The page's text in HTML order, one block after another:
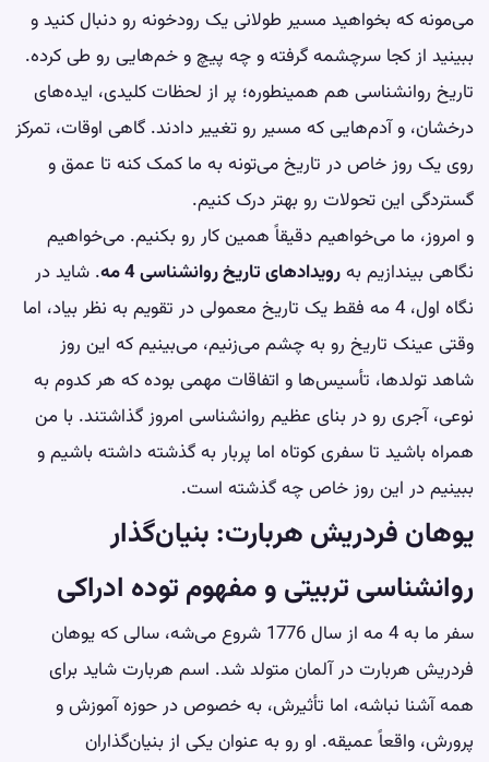
می‌مونه که بخواهید مسیر طولانی یک رودخونه رو دنبال کنید و
ببینید از کجا سرچشمه گرفته و چه پیچ و خم‌هایی رو طی کرده.
تاریخ روانشناسی هم همینطوره؛ پر از لحظات کلیدی، ایده‌های
درخشان، و آدم‌هایی که مسیر رو تغییر دادند. گاهی اوقات، تمرکز
روی یک روز خاص در تاریخ می‌تونه به ما کمک کنه تا عمق و
گستردگی این تحولات رو بهتر درک کنیم.
و امروز، ما می‌خواهیم دقیقاً همین کار رو بکنیم. می‌خواهیم
نگاهی بیندازیم بهرویدادهای تاریخ روانشناسی 4 مه
. شاید در
نگاه اول، 4 مه فقط یک تاریخ معمولی در تقویم به نظر بیاد، اما
وقتی عینک تاریخ رو به چشم می‌زنیم، می‌بینیم که این روز
شاهد تولدها، تأسیس‌ها و اتفاقات مهمی بوده که هر کدوم به
نوعی، آجری رو در بنای عظیم روانشناسی امروز گذاشتند. با من
همراه باشید تا سفری کوتاه اما پربار به گذشته داشته باشیم و
ببینیم در این روز خاص چه گذشته است.
یوهان فردریش هربارت: بنیان‌گذار
روانشناسی تربیتی و مفهوم توده ادراکی
سفر ما به 4 مه از سال 1776 شروع می‌شه، سالی که یوهان
فردریش هربارت در آلمان متولد شد. اسم هربارت شاید برای
همه آشنا نباشه، اما تأثیرش، به خصوص در حوزه آموزش و
پرورش، واقعاً عمیقه. او رو به عنوان یکی از بنیان‌گذاران